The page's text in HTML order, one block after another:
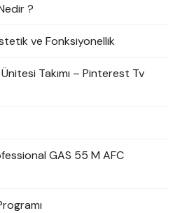
?
ve Fonksiyonellik
Takımı – Pinterest Tv
GAS 55 M AFC